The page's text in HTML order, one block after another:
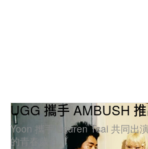
UGG 攜手 AMBUSH
Yoon 攜手 Lauren Tsai 共同出
的青春歲月。